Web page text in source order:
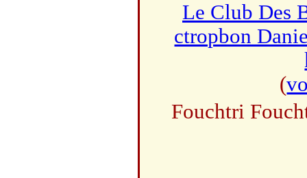
Le Club Des
ctropbon
(
Fouchtri